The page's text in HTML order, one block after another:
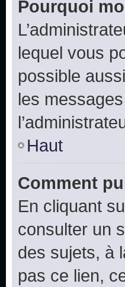
Pourquoi
lequel vous
possible
les
Haut
Comment
En cliquant
consulter un
des sujets, à
pas ce lien,